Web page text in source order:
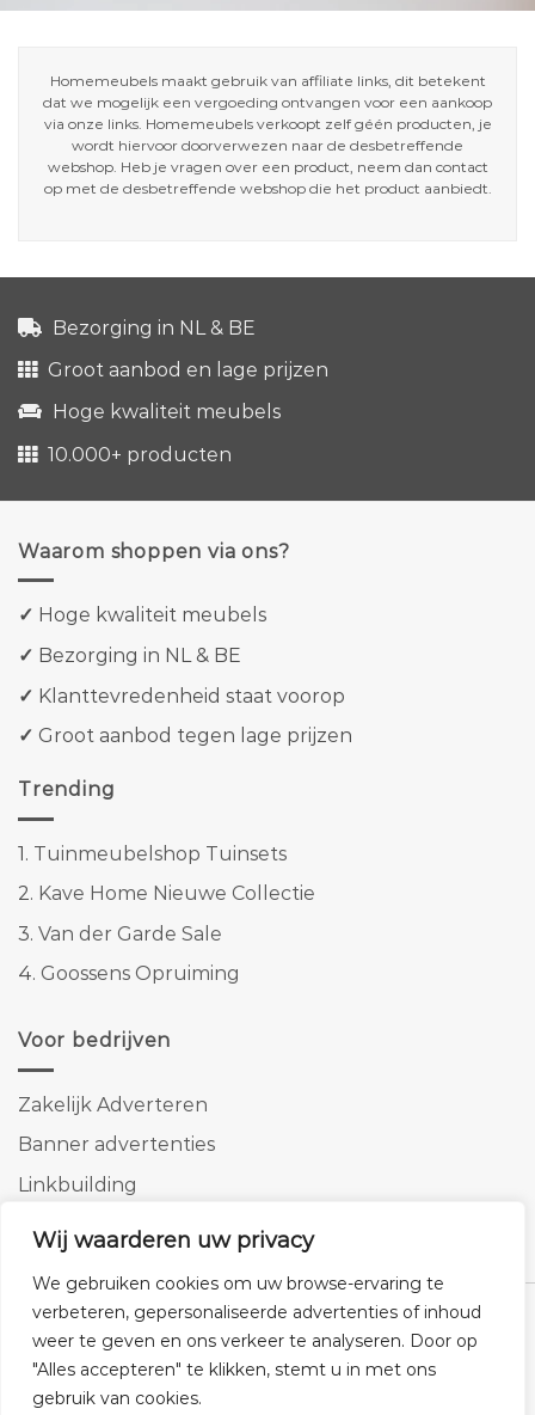
Wij waarderen uw privacy
We gebruiken cookies om uw browse-ervaring te
verbeteren, gepersonaliseerde advertenties of inhoud
weer te geven en ons verkeer te analyseren. Door op
"Alles accepteren" te klikken, stemt u in met ons
gebruik van cookies.
Homemeubels maakt gebruik van affiliate links, dit betekent
dat we mogelijk een vergoeding ontvangen voor een aankoop
via onze links. Homemeubels verkoopt zelf géén producten, je
wordt hiervoor doorverwezen naar de desbetreffende
webshop. Heb je vragen over een product, neem dan contact
op met de desbetreffende webshop die het product aanbiedt.
Bezorging in NL & BE
Groot aanbod en lage prijzen
Hoge kwaliteit meubels
10.000+ producten
Waarom shoppen via ons?
✓ Hoge kwaliteit meubels
✓ Bezorging in NL & BE
✓ Klanttevredenheid staat voorop
✓ Groot aanbod tegen lage prijzen
Trending
1. Tuinmeubelshop Tuinsets
2. Kave Home Nieuwe Collectie
3. Van der Garde Sale
4. Goossens Opruiming
Voor bedrijven
Zakelijk Adverteren
Banner advertenties
Linkbuilding
SEO copywriting
Klantenservice Cookies Privacybeleid Disclaimer